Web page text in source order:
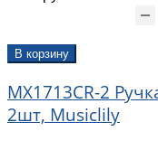
В корзину
MX1713CR-2
2шт, Musiclily